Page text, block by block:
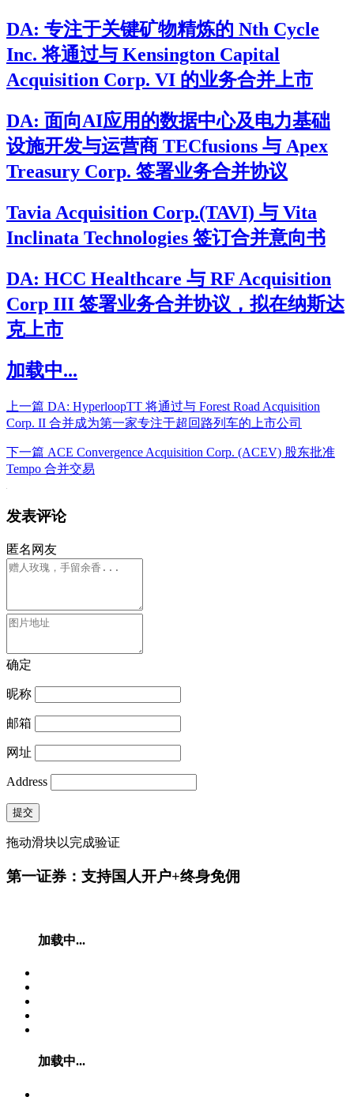
DA: 专注于关键矿物精炼的 Nth Cycle
Inc. 将通过与 Kensington Capital
Acquisition Corp. VI 的业务合并上市
DA: 面向AI应用的数据中心及电力基础
设施开发与运营商 TECfusions 与 Apex
Treasury Corp. 签署业务合并协议
Tavia Acquisition Corp.(TAVI) 与 Vita
Inclinata Technologies 签订合并意向书
DA: HCC Healthcare 与 RF Acquisition
Corp III 签署业务合并协议，拟在纳斯达
克上市
加载中...
上一篇 DA: HyperloopTT 将通过与 Forest Road Acquisition
Corp. II 合并成为第一家专注于超回路列车的上市公司
下一篇 ACE Convergence Acquisition Corp. (ACEV) 股东批准
Tempo 合并交易
发表评论
匿名网友
确定
昵称
邮箱
网址
Address
提交
拖动滑块以完成验证
第一证券：支持国人开户+终身免佣
加载中...
加载中...